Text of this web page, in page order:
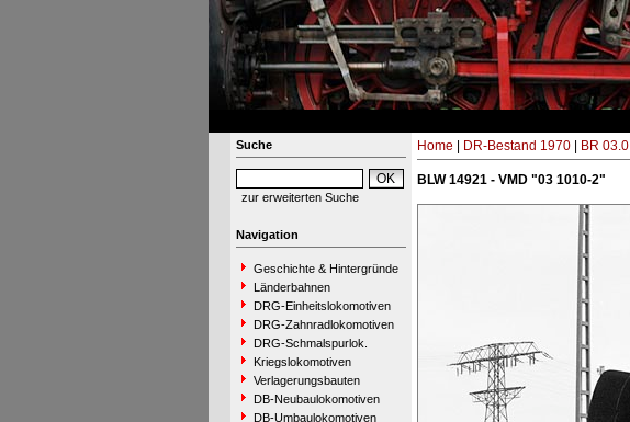
Suche
zur erweiterten Suche
Navigation
Geschichte & Hintergründe
Länderbahnen
DRG-Einheitslokomotiven
DRG-Zahnradlokomotiven
DRG-Schmalspurlok.
Kriegslokomotiven
Verlagerungsbauten
DB-Neubaulokomotiven
DB-Umbaulokomotiven
Home DR-Bestand 1970| BR 03.0
BLW 14921 - VMD "03 1010-2"